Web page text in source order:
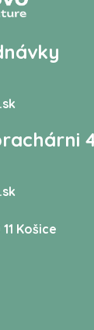
Košice